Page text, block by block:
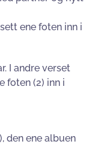
ene foten inn i
I andre verset
foten (2) inn i
den ene albuen